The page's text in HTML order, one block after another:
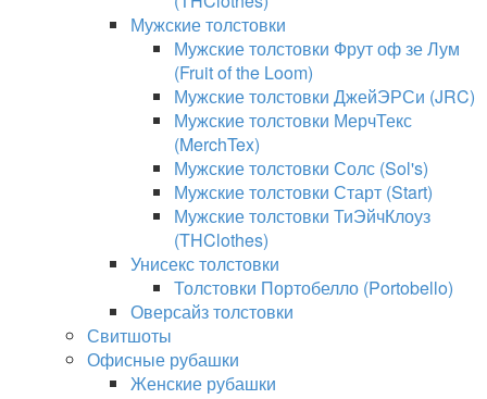
Мужские толстовки
Мужские толстовки Фрут оф зе Лум
(Fruit of the Loom)
Мужские толстовки ДжейЭРСи (JRC)
Мужские толстовки МерчТекс
(MerchTex)
Мужские толстовки Солс (Sol's)
Мужские толстовки Старт (Start)
Мужские толстовки ТиЭйчКлоуз
(THClothes)
Унисекс толстовки
Толстовки Портобелло (Portobello)
Оверсайз толстовки
Свитшоты
Офисные рубашки
Женские рубашки